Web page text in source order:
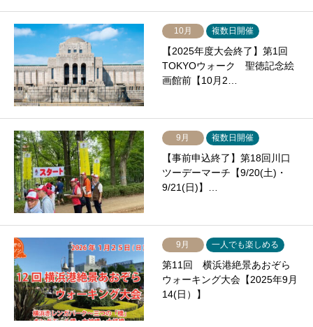
10月 複数日開催
【2025年度大会終了】第1回
TOKYOウォーク 聖徳記念絵
画館前【10月2…
9月 複数日開催
【事前申込終了】第18回川口
ツーデーマーチ【9/20(土)・
9/21(日)】…
9月 一人でも楽しめる
第11回 横浜港絶景あおぞら
ウォーキング大会【2025年9月
14(日）】